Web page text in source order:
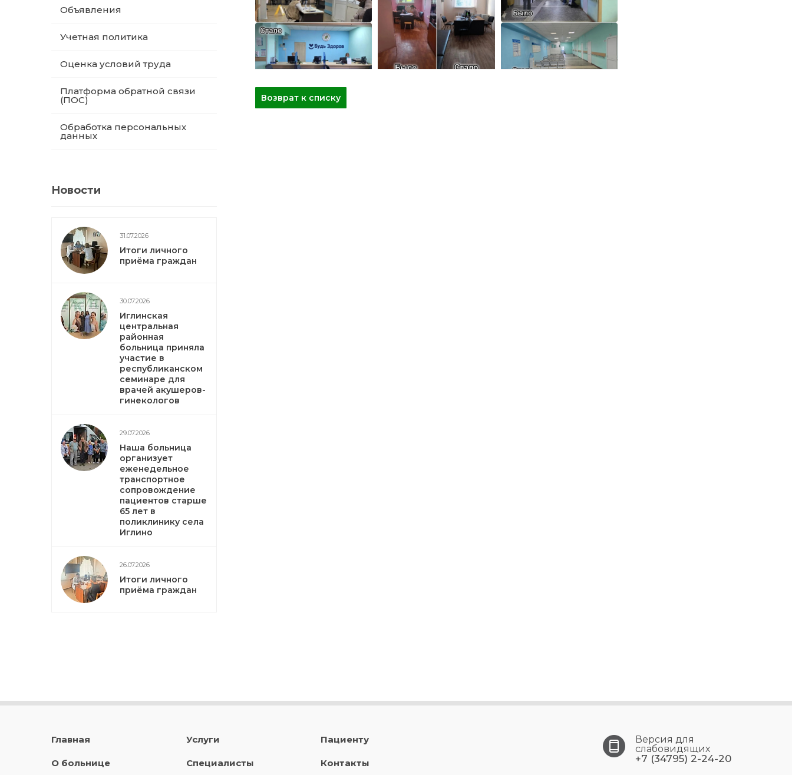
Объявления
Учетная политика
Оценка условий труда
Платформа обратной связи
(ПОС)
Обработка персональных
данных
Новости
31.07.2026
Итоги личного
приёма граждан
30.07.2026
Иглинская
центральная
районная
больница приняла
участие в
республиканском
семинаре для
врачей акушеров-
гинекологов
29.07.2026
Наша больница
организует
еженедельное
транспортное
сопровождение
пациентов старше
65 лет в
поликлинику села
Иглино
26.07.2026
Итоги личного
приёма граждан
Возврат к списку
Главная
О больнице
Услуги
Специалисты
Пациенту
Контакты
Версия для
слабовидящих
+7 (34795) 2-24-20